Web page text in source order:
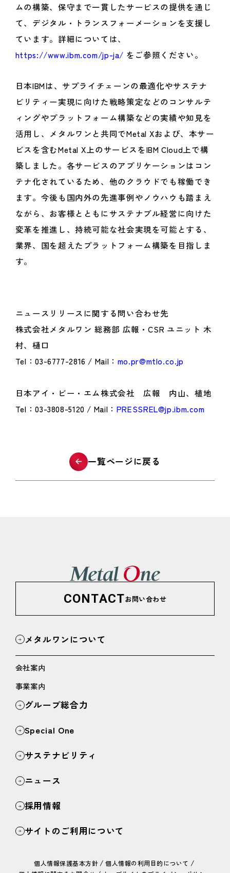
ムの構築、保守まで一貫したサービスの提供を通じ
て、デジタル・トランスフォーメーションを支援し
ています。詳細については、
https://www.ibm.com/jp-ja/ をご参照ください。
日本IBMは、サプライチェーンの最適化やサステナ
ビリティー実現に向けた戦略策定などのコンサルテ
ィングやプラットフォーム構築などの実績や知見を
活用し、メタルワンと共同でMetal Xおよび、本サー
ビスを含むMetal X上のサービスをIBM Cloud上で構
築しました。各サービスのアプリケーションはコン
テナ化されているため、他のクラウドでも稼働でき
ます。今後も国内外の先進事例やノウハウも踏まえ
ながら、お客様とともにサステナブル経営に向けた
変革を推進し、持続可能な社会実現を可能とする、
業界、国を超えたプラットフォーム構築を目指しま
す。
ニュースリリースに関する問い合わせ先
株式会社メタルワン 総務部 広報・CSR ユニット 木
村、樋口
Tel：03-6777-2816 / Mail： mo.pr@mtlo.co.jp
日本アイ・ビー・エム株式会社 広報 内山、植地
Tel：03-3808-5120 / Mail： PRESSREL@jp.ibm.com
一覧ページに戻る
CONTACTお問い合わせ
メタルワンについて
会社案内
事業案内
グループ総合力
Special One
サステナビリティ
ニュース
採用情報
サイトのご利用について
個人情報保護基本方針 / 個人情報の利用目的について /